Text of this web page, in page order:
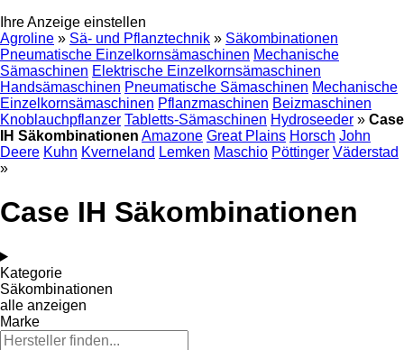
Ihre Anzeige einstellen
Agroline » Sä- und Pflanztechnik » Säkombinationen
Pneumatische Einzelkornsämaschinen Mechanische
Sämaschinen Elektrische Einzelkornsämaschinen
Handsämaschinen Pneumatische Sämaschinen Mechanische
Einzelkornsämaschinen Pflanzmaschinen Beizmaschinen
Knoblauchpflanzer Tabletts-Sämaschinen Hydroseeder » Case
IH Säkombinationen Amazone Great Plains Horsch John
Deere Kuhn Kverneland Lemken Maschio Pöttinger Väderstad
»
Case IH Säkombinationen
Kategorie
Säkombinationen
alle anzeigen
Marke